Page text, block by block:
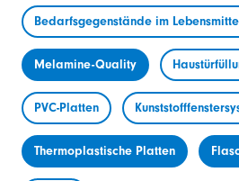
Bedarfsgegenstände im
Melamine-Quality
PVC-Platten
Thermoplastische Platten